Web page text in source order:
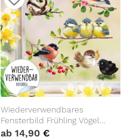
Wiederverwendbares
Fensterbild Frühling Vögel
Vogelset Fensteraufkleber
ab 14,90 €